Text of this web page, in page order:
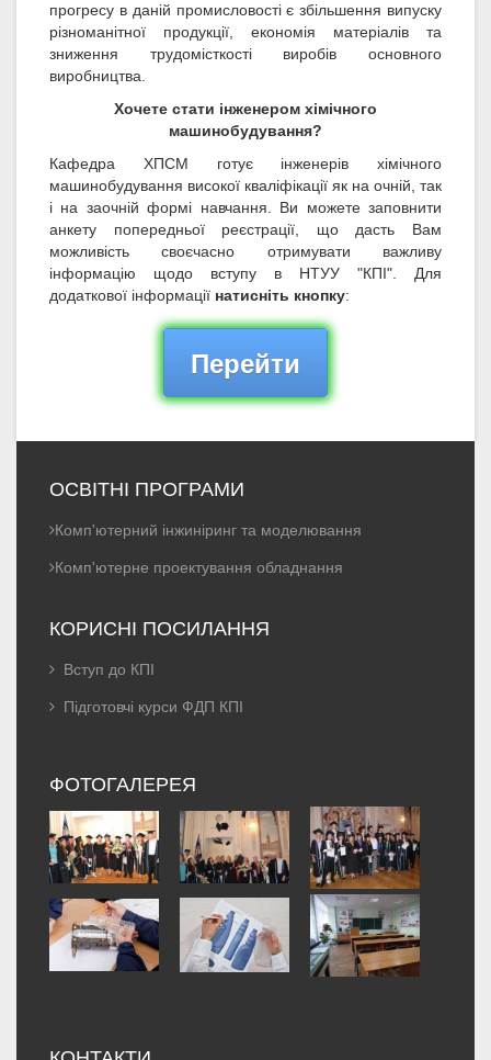
прогресу в даній промисловості є збільшення випуску
різноманітної продукції, економія матеріалів та
зниження трудомісткості виробів основного
виробництва.
Хочете стати інженером хімічного
машинобудування?
Кафедра ХПСМ готує інженерів хімічного
машинобудування високої кваліфікації як на очній, так
і на заочній формі навчання. Ви можете заповнити
анкету попередньої реєстрації, що дасть Вам
можливість своєчасно отримувати важливу
інформацію щодо вступу в НТУУ "КПІ". Для
додаткової інформації натисніть кнопку:
Перейти
ОСВІТНІ ПРОГРАМИ
Комп'ютерний інжиніринг та моделювання
Комп'ютерне проектування обладнання
КОРИСНІ ПОСИЛАННЯ
Вступ до КПІ
Підготовчі курси ФДП КПІ
ФОТОГАЛЕРЕЯ